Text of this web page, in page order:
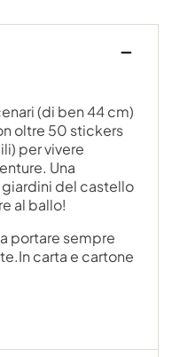
(di ben 44 cm)
oltre 50 stickers
per vivere
Una
del castello
al ballo!
portare sempre
carta e cartone